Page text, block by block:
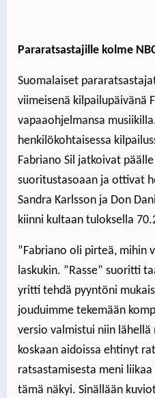
Pararatsastajille kolme
Suomalaiset
viimeisenä kilpailupäivänä
vapaaohjelmansa
henkilökohtaisessa
Fabriano Sil jatkoivat
suoritustasoaan ja ottivat
Sandra Karlsson ja Don
kiinni kultaan tuloksella
”Fabriano oli pirteä, mihin
laskukin. ”Rasse” suoritti
yritti tehdä pyyntöni
jouduimme tekemään
versio valmistui niin
koskaan aidoissa ehtinyt
ratsastamisesta meni
tämä näkyi. Sinällään